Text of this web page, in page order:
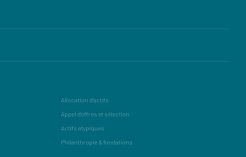
Allocation d'actifs
Appel d'offres et sélection
Actifs atypiques
Philanthropie & fondations